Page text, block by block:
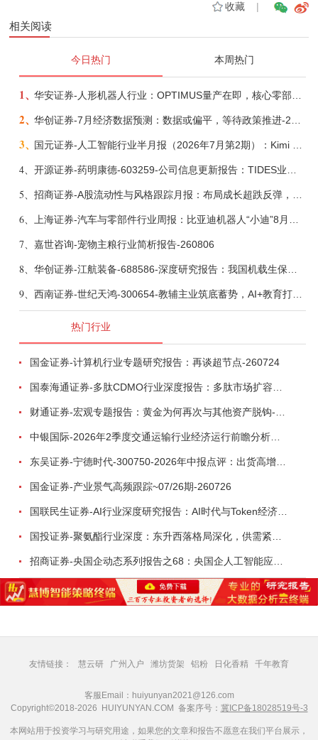
收藏|
相关阅读
今日热门 本周热门
1、
2、
3、
4、
5、
6、
7、 嘉世咨询-宠物主粮行业简析报告-260806
8、
9、 西南证券-世纪天鸿-300654-教辅主业筑底蓄势，AI+教育打开第二曲线-260729
热门行业
国金证券-计算机行业专题研究报告：再谈超节点-260724
中银国际-2026年2季度交通运输行业经济运行前瞻分析：地缘冲突致航运和航空景气度分化，交通基础设施板块总体呈现稳健特征-260724
东吴证券-宁德时代-300750-2026年中报点评：出货高增业绩稳健，回购彰显龙头信心-260726
国金证券-产业景气高频跟踪~07/26期-260726
国联民生证券-AI行业深度研究报告：AI时代与Token经济，从技术符号到数字石油-260801
友情链接： 慧云研 广州入户 潍坊货架 铝粉 日化香精 千年教育
客服Email：huiyunyan2021@126.com
Copyright©2018-2026 HUIYUNYAN.COM 备案序号： 冀ICP备18028519号-3
本网站用于投资学习与研究用途，如果您的文章和报告不愿意在我们平台展示，